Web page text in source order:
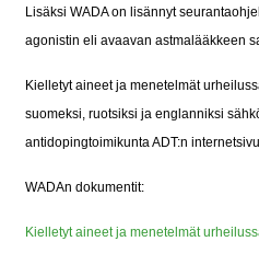
Lisäksi WADA on lisännyt
agonistin eli avaavan astmalääkkeen
Kielletyt aineet ja menetelmät
suomeksi, ruotsiksi ja englanniksi
antidopingtoimikunta ADT:n
WADAn dokumentit:
Kielletyt aineet ja menetelmät